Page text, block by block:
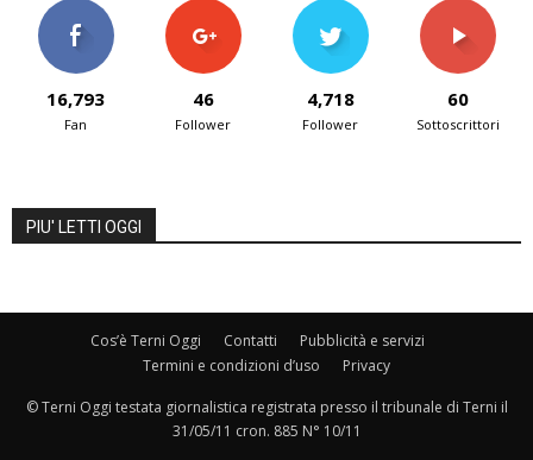
16,793
Fan
46
Follower
4,718
Follower
60
Sottoscrittori
PIU' LETTI OGGI
Cos’è Terni Oggi Contatti
Pubblicità e servizi
Termini e condizioni d’uso
Privacy
© Terni Oggi testata giornalistica registrata presso il tribunale di Terni il
31/05/11 cron. 885 N° 10/11